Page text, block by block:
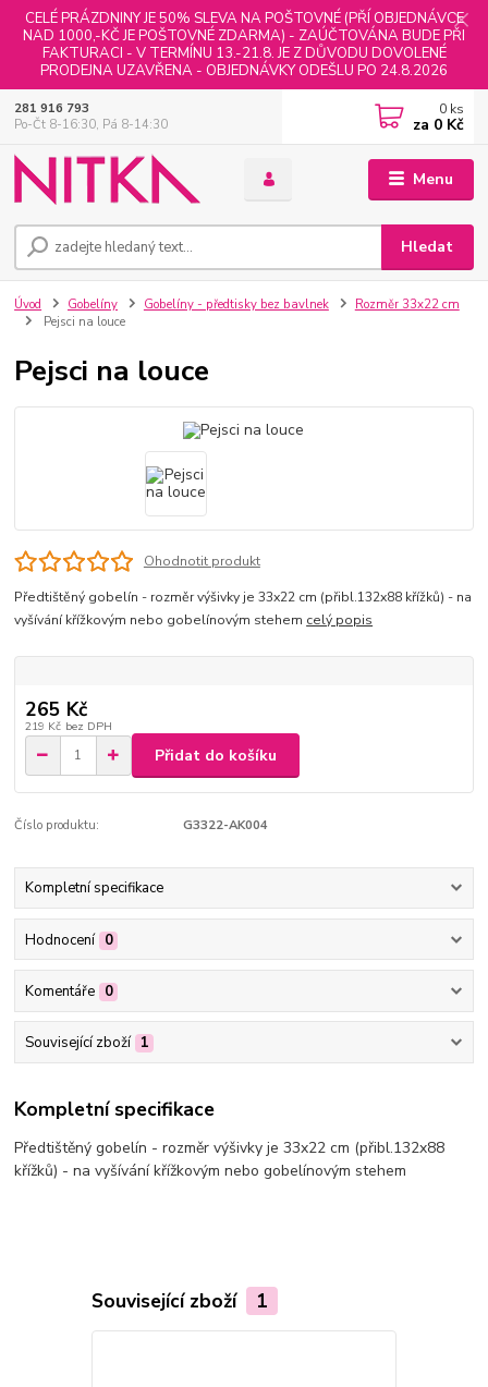
CELÉ PRÁZDNINY JE 50% SLEVA NA POŠTOVNÉ (PŘÍ OBJEDNÁVCE
NAD 1000,-KČ JE POŠTOVNÉ ZDARMA) - ZAÚČTOVÁNA BUDE PŘI
FAKTURACI - V TERMÍNU 13.-21.8. JE Z DŮVODU DOVOLENÉ
PRODEJNA UZAVŘENA - OBJEDNÁVKY ODEŠLU PO 24.8.2026
Menu
Hledat
281 916 793
Po-Čt 8-16:30, Pá 8-14:30
0 ks
za 0 Kč
Úvod Gobelíny Gobelíny - předtisky bez bavlnek
Rozměr 33x22 cm
Pejsci na louce
Pejsci na louce
Ohodnotit produkt
Předtištěný gobelín - rozměr výšivky je 33x22 cm (přibl.132x88 křížků) - na
vyšívání křížkovým nebo gobelínovým stehem celý popis
265 Kč
219 Kč bez DPH
Přidat do košíku
Číslo produktu: G3322-AK004
Kompletní specifikace
Hodnocení 0
Komentáře 0
Související zboží 1
Kompletní specifikace
Předtištěný gobelín - rozměr výšivky je 33x22 cm (přibl.132x88
křížků) - na vyšívání křížkovým nebo gobelínovým stehem
Související zboží 1